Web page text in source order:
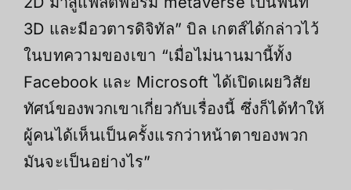
3D และมีอวตารดิจิทัล” บิล เกตส์ได้กล่าวไว้
ในบทความของเขา “เมื่อไม่นานมานี้ทั้ง
Facebook และ Microsoft ได้เปิดเผยวิสัย
ทัศน์ของพวกเขาเกี่ยวกับเรื่องนี้ ซึ่งก็ได้ทำให้
ผู้คนได้เห็นเป็นครั้งแรกว่าหน้าตาของพวก
มันจะเป็นอย่างไร”